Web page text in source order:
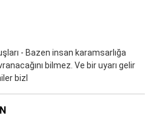
- Bazen insan karamsarlığa
bilmez. Ve bir uyarı gelir
bizl